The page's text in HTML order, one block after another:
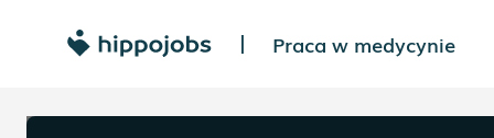
| Praca w medycynie